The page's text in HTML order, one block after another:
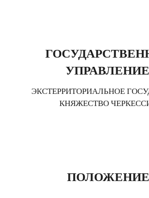
УПРАВЛЕНИЕ
ЭКСТЕРРИТОРИАЛЬНОЕ
КНЯЖЕСТВО
ПОЛОЖЕНИЕ